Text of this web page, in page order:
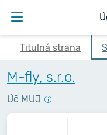
Titulná strana
M-fly, s.r.o.
Úč MUJ